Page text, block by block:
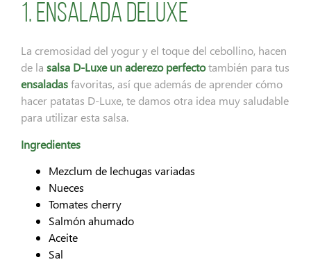
1. Ensalada deluxe
La cremosidad del yogur y el toque del cebollino, hacen
de la salsa D-Luxe un aderezo perfectotambién para tus
ensaladasfavoritas, así que además de aprender cómo
hacer patatas D-Luxe, te damos otra idea muy saludable
para utilizar esta salsa.
Ingredientes
Mezclum de lechugas variadas
Nueces
Tomates cherry
Salmón ahumado
Aceite
Sal